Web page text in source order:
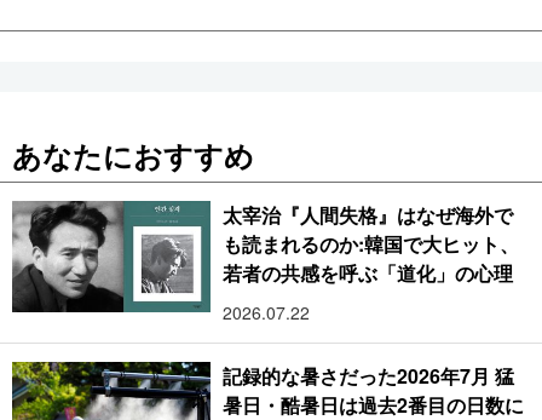
あなたにおすすめ
太宰治『人間失格』はなぜ海外で
も読まれるのか:韓国で大ヒット、
若者の共感を呼ぶ「道化」の心理
2026.07.22
記録的な暑さだった2026年7月 猛
暑日・酷暑日は過去2番目の日数に